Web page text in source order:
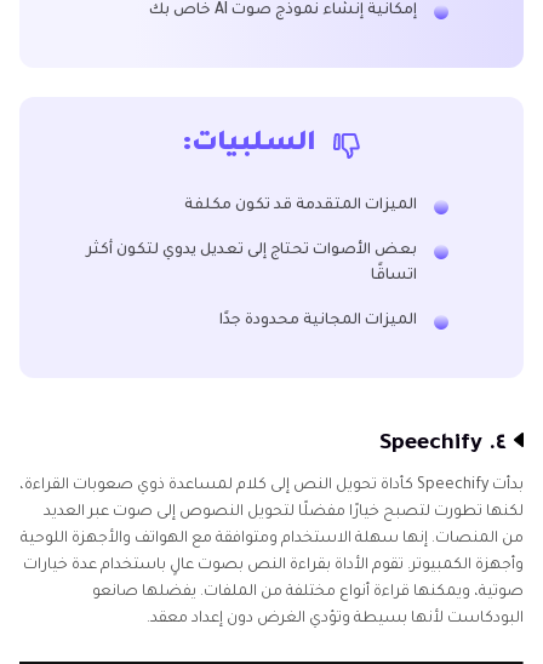
إمكانية إنشاء نموذج صوت AI خاص بك
السلبيات:
الميزات المتقدمة قد تكون مكلفة
بعض الأصوات تحتاج إلى تعديل يدوي لتكون أكثر
اتساقًا
الميزات المجانية محدودة جدًا
٤. Speechify
بدأت Speechify كأداة تحويل النص إلى كلام لمساعدة ذوي صعوبات القراءة،
لكنها تطورت لتصبح خيارًا مفضلًا لتحويل النصوص إلى صوت عبر العديد
من المنصات. إنها سهلة الاستخدام ومتوافقة مع الهواتف والأجهزة اللوحية
وأجهزة الكمبيوتر. تقوم الأداة بقراءة النص بصوت عالٍ باستخدام عدة خيارات
صوتية، ويمكنها قراءة أنواع مختلفة من الملفات. يفضلها صانعو
البودكاست لأنها بسيطة وتؤدي الغرض دون إعداد معقد.